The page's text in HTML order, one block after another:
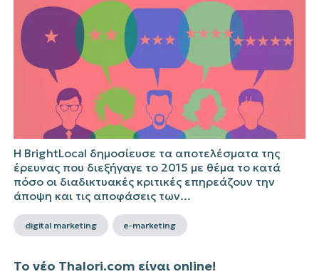
Η BrightLocal δημοσίευσε τα αποτελέσματα της
έρευνας που διεξήγαγε το 2015 με θέμα το κατά
πόσο οι διαδικτυακές κριτικές επηρεάζουν την
άποψη και τις αποφάσεις των...
digital marketing e-marketing
Το νέο Thalori.com είναι online!